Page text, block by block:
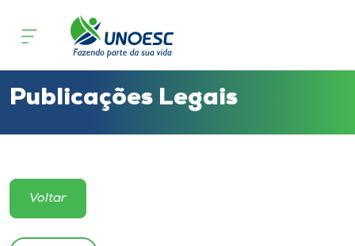
Cursos
Atendimento ao Estudante
Portal de Ensino
Publicações Legais
Voltar